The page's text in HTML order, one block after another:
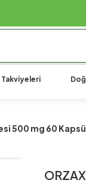
TL Üzeri Ücretsiz
Takviyeleri
500 mg 60
ORZAX